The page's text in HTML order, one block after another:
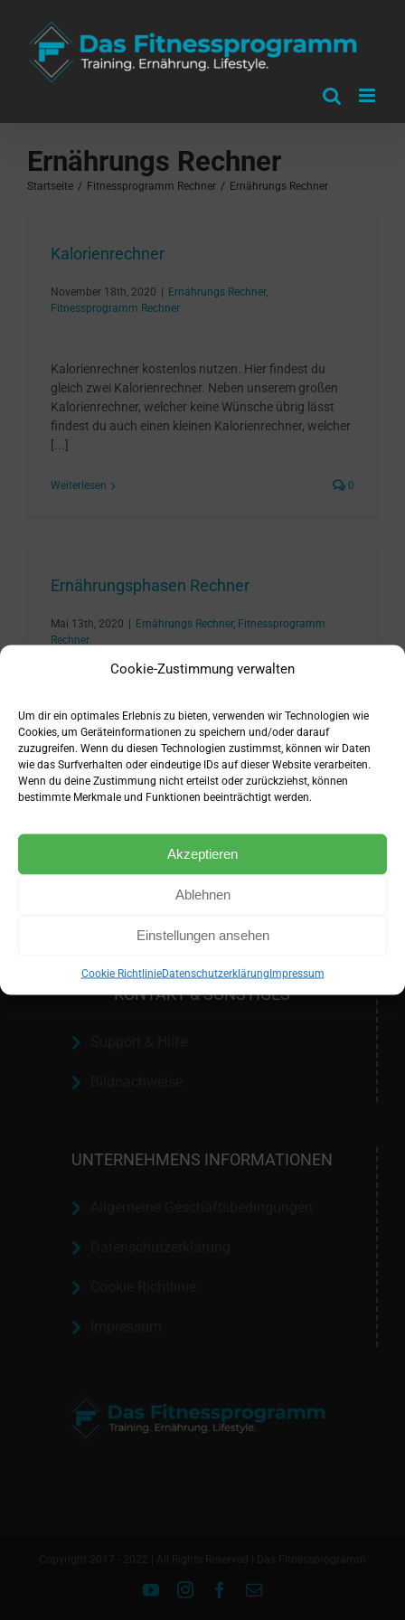
Cookie-Zustimmung verwalten
Um dir ein optimales Erlebnis zu bieten, verwenden wir Technologien wie
Cookies, um Geräteinformationen zu speichern und/oder darauf
zuzugreifen. Wenn du diesen Technologien zustimmst, können wir Daten
wie das Surfverhalten oder eindeutige IDs auf dieser Website verarbeiten.
Wenn du deine Zustimmung nicht erteilst oder zurückziehst, können
bestimmte Merkmale und Funktionen beeinträchtigt werden.
Akzeptieren
Ablehnen
Einstellungen ansehen
Cookie RichtlinieDatenschutzerklärungImpressum
springen
Ernährungs Rechner
Startseite / Fitnessprogramm Rechner / Ernährungs Rechner
Kalorienrechner
November 18th, 2020 | Ernährungs Rechner,
Fitnessprogramm Rechner
Kalorienrechner kostenlos nutzen. Hier findest du
gleich zwei Kalorienrechner. Neben unserem großen
Kalorienrechner, welcher keine Wünsche übrig lässt
findest du auch einen kleinen Kalorienrechner, welcher
[...]
Weiterlesen 0
Ernährungsphasen Rechner
Mai 13th, 2020 | Ernährungs Rechner, Fitnessprogramm
Rechner
passende Ernährungsphase zu bestimmen. Der
Rechner liefert Dir als Ergebnis, eine klare Empfehlung,
ob Du eine Diät oder Muskelaufbauphase [...]
Weiterlesen
KONTAKT & SONSTIGES
UNTERNEHMENS INFORMATIONEN
YouTubeInstagramFacebook
E-